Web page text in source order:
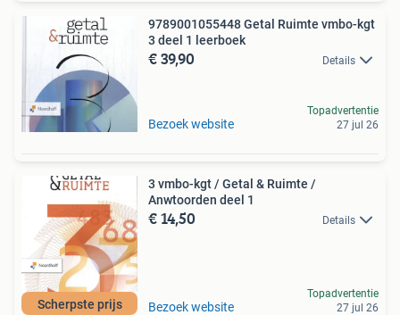
9789001055448 Getal Ruimte vmbo-kgt
3 deel 1 leerboek
€ 39,90 Details
Bezoek website
Topadvertentie
27 jul 26
Scherpste prijs
3 vmbo-kgt / Getal & Ruimte /
Anwtoorden deel 1
€ 14,50 Details
Bezoek website
Topadvertentie
27 jul 26